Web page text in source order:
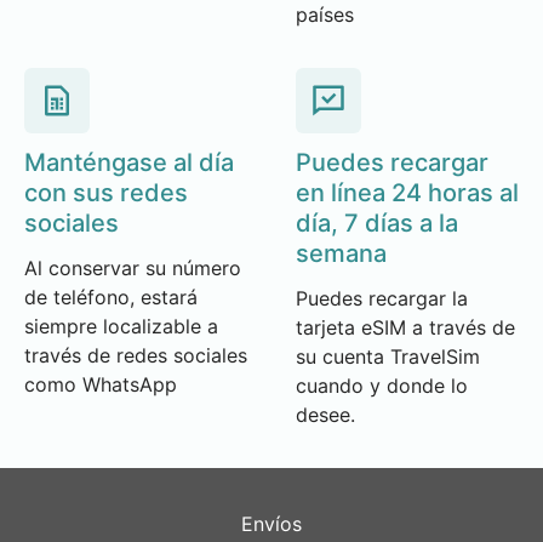
países
Manténgase al día
con sus redes
sociales
Al conservar su número
de teléfono, estará
siempre localizable a
través de redes sociales
como WhatsApp
Puedes recargar
en línea 24 horas al
día, 7 días a la
semana
Puedes recargar la
tarjeta eSIM a través de
su cuenta TravelSim
cuando y donde lo
desee.
Envíos